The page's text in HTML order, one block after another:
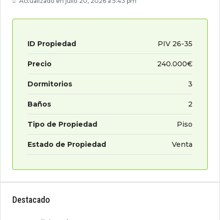
ID Propiedad PIV 26-35
Precio 240.000€
Dormitorios 3
Baños 2
Tipo de Propiedad Piso
Estado de Propiedad Venta
Destacado